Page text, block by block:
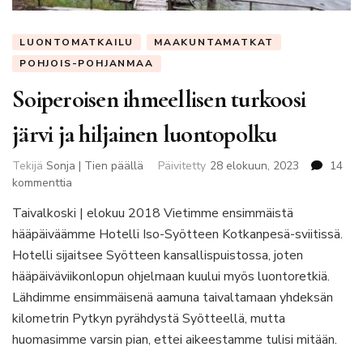
LUONTOMATKAILU
MAAKUNTAMATKAT
POHJOIS-POHJANMAA
Soiperoisen ihmeellisen turkoosi
järvi ja hiljainen luontopolku
Tekijä Sonja | Tien päällä Päivitetty 28 elokuun, 2023
14
kommenttia
ihmeellisen
turkoosi
järvi
hiljainen
luontopolku
Taivalkoski | elokuu 2018 Vietimme ensimmäistä
hääpäiväämme Hotelli Iso-Syötteen Kotkanpesä-sviitissä.
Hotelli sijaitsee Syötteen kansallispuistossa, joten
hääpäiväviikonlopun ohjelmaan kuului myös luontoretkiä.
Lähdimme ensimmäisenä aamuna taivaltamaan yhdeksän
kilometrin Pytkyn pyrähdystä Syötteellä, mutta
huomasimme varsin pian, ettei aikeestamme tulisi mitään.